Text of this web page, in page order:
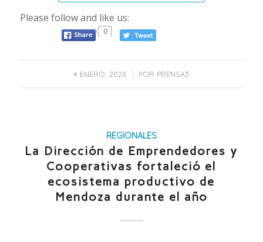
Please follow and like us:
0
4 ENERO, 2026
/ POR PRENSA3
REGIONALES
La Dirección de Emprendedores y
Cooperativas fortaleció el
ecosistema productivo de
Mendoza durante el año